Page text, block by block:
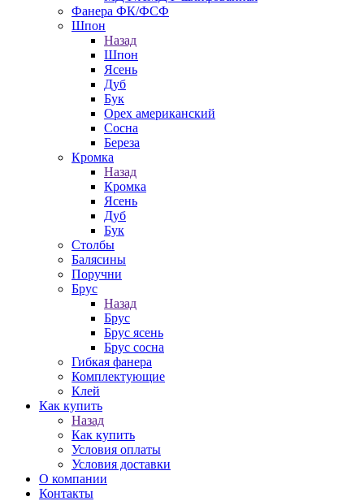
Фанера ФК/ФСФ
Шпон
Назад
Шпон
Ясень
Дуб
Бук
Орех американский
Сосна
Береза
Кромка
Назад
Кромка
Ясень
Дуб
Бук
Столбы
Балясины
Поручни
Брус
Назад
Брус
Брус ясень
Брус сосна
Гибкая фанера
Комплектующие
Клей
Как купить
Назад
Как купить
Условия оплаты
Условия доставки
О компании
Контакты